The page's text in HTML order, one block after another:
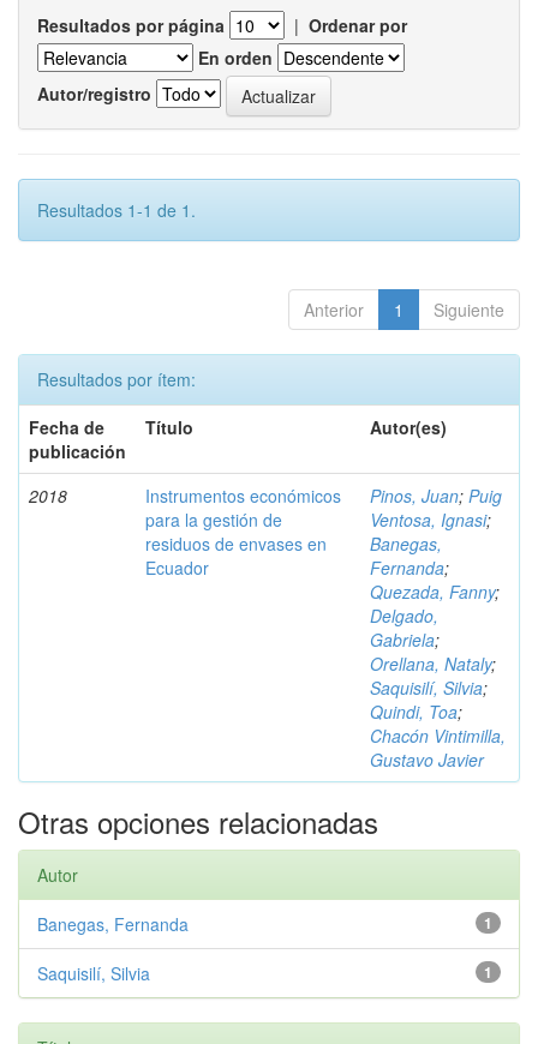
Resultados por página | Ordenar por
En orden
Autor/registro
Resultados 1-1 de 1.
Anterior 1 Siguiente
Resultados por ítem:
Fecha de
publicación
Título Autor(es)
2018
Instrumentos económicos
para la gestión de
residuos de envases en
Ecuador
Pinos, Juan; Puig
Ventosa, Ignasi;
Banegas,
Fernanda;
Quezada, Fanny;
Delgado,
Gabriela;
Orellana, Nataly;
Saquisilí, Silvia;
Quindi, Toa;
Chacón Vintimilla,
Gustavo Javier
Otras opciones relacionadas
Autor
1
Banegas, Fernanda
1
Saquisilí, Silvia